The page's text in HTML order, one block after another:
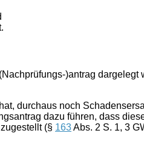
)antrag dargelegt
durchaus noch
dazu führen, dass
(§ 163Abs. 2 S. 1, 3